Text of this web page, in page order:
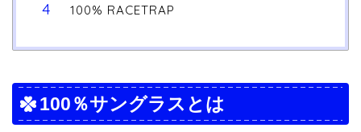
100% RACETRAP
100％サングラスとは